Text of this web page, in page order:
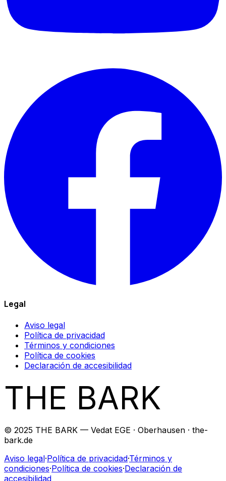
Legal
Aviso legal
Política de privacidad
Términos y condiciones
Política de cookies
Declaración de accesibilidad
THE BARK
© 2025 THE BARK — Vedat EGE · Oberhausen · the-
bark.de
Aviso legal·Política de privacidad·Términos y
condiciones·Política de cookies·Declaración de
accesibilidad